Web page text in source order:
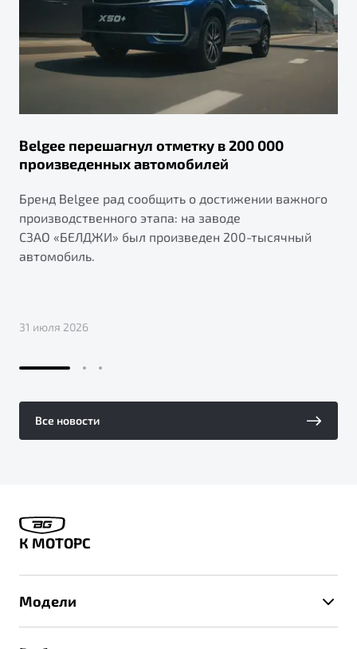
Belgee перешагнул отметку в 200 000
произведенных автомобилей
Бренд Belgee рад сообщить о достижении важного
производственного этапа: на заводе
СЗАО «БЕЛДЖИ» был произведен 200-тысячный
автомобиль.
31 июля 2026
Все новости
К МОТОРС
Модели